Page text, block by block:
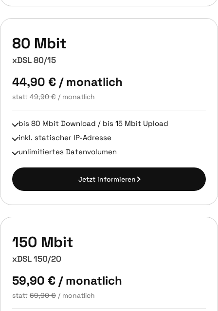
80 Mbit
xDSL 80/15
44,90 € / monatlich
statt 49,90 € / monatlich
bis 80 Mbit Download / bis 15 Mbit Upload
inkl. statischer IP-Adresse
unlimitiertes Datenvolumen
Jetzt informieren
150 Mbit
xDSL 150/20
59,90 € / monatlich
statt 69,90 € / monatlich